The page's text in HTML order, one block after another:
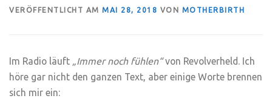
VERÖFFENTLICHT AM MAI 28, 2018 VON MOTHERBIRTH
Im Radio läuft „Immer noch fühlen“von Revolverheld. Ich
höre gar nicht den ganzen Text, aber einige Worte brennen
sich mir ein: